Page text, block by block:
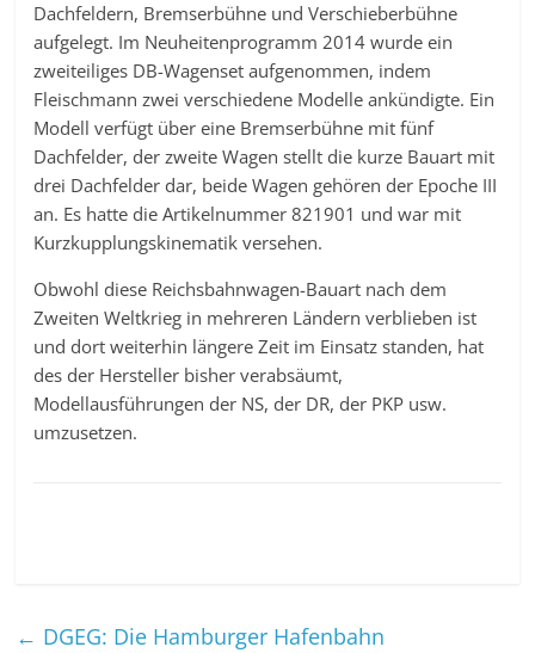
Dachfeldern, Bremserbühne und Verschieberbühne
aufgelegt. Im Neuheitenprogramm 2014 wurde ein
zweiteiliges DB-Wagenset aufgenommen, indem
Fleischmann zwei verschiedene Modelle ankündigte. Ein
Modell verfügt über eine Bremserbühne mit fünf
Dachfelder, der zweite Wagen stellt die kurze Bauart mit
drei Dachfelder dar, beide Wagen gehören der Epoche III
an. Es hatte die Artikelnummer 821901 und war mit
Kurzkupplungskinematik versehen.
Obwohl diese Reichsbahnwagen-Bauart nach dem
Zweiten Weltkrieg in mehreren Ländern verblieben ist
und dort weiterhin längere Zeit im Einsatz standen, hat
des der Hersteller bisher verabsäumt,
Modellausführungen der NS, der DR, der PKP usw.
umzusetzen.
← DGEG: Die Hamburger Hafenbahn